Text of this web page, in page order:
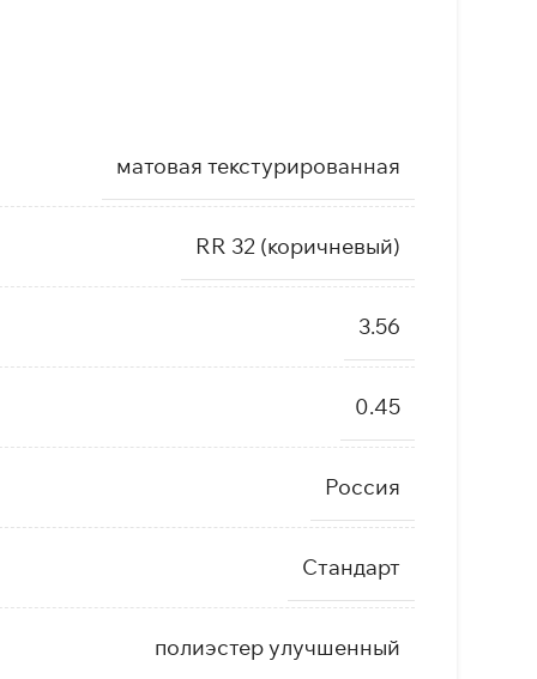
матовая текстурированная
RR 32 (коричневый)
3.56
0.45
Россия
Стандарт
полиэстер улучшенный